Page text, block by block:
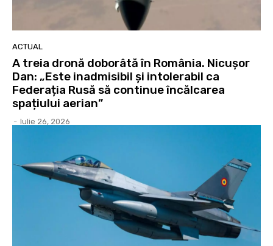
ACTUAL
A treia dronă doborâtă în România. Nicușor
Dan: „Este inadmisibil și intolerabil ca
Federația Rusă să continue încălcarea
spațiului aerian”
- Iulie 26, 2026